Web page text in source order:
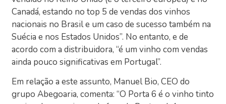
Canadá, estando no top 5 de vendas dos vinhos
nacionais no Brasil e um caso de sucesso também na
Suécia e nos Estados Unidos”. No entanto, e de
acordo com a distribuidora, “é um vinho com vendas
ainda pouco significativas em Portugal”.
Em relação a este assunto, Manuel Bio, CEO do
grupo Abegoaria, comenta: “O Porta 6 é o vinho tinto